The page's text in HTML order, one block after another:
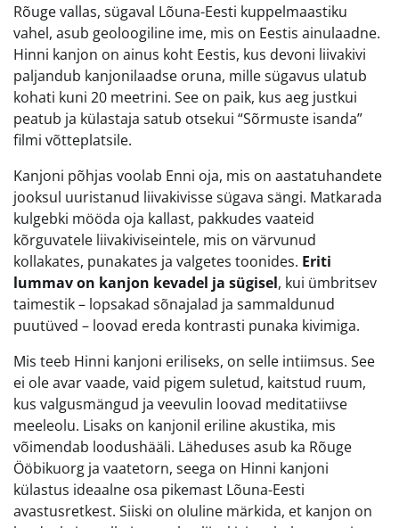
Rõuge vallas, sügaval Lõuna-Eesti kuppelmaastiku
vahel, asub geoloogiline ime, mis on Eestis ainulaadne.
Hinni kanjon on ainus koht Eestis, kus devoni liivakivi
paljandub kanjonilaadse oruna, mille sügavus ulatub
kohati kuni 20 meetrini. See on paik, kus aeg justkui
peatub ja külastaja satub otsekui “Sõrmuste isanda”
filmi võtteplatsile.
Kanjoni põhjas voolab Enni oja, mis on aastatuhandete
jooksul uuristanud liivakivisse sügava sängi. Matkarada
kulgebki mööda oja kallast, pakkudes vaateid
kõrguvatele liivakiviseintele, mis on värvunud
kollakates, punakates ja valgetes toonides. Eriti
lummav on kanjon kevadel ja sügisel, kui ümbritsev
taimestik – lopsakad sõnajalad ja sammaldunud
puutüved – loovad ereda kontrasti punaka kivimiga.
Mis teeb Hinni kanjoni eriliseks, on selle intiimsus. See
ei ole avar vaade, vaid pigem suletud, kaitstud ruum,
kus valgusmängud ja veevulin loovad meditatiivse
meeleolu. Lisaks on kanjonil eriline akustika, mis
võimendab loodushääli. Läheduses asub ka Rõuge
Ööbikuorg ja vaatetorn, seega on Hinni kanjoni
külastus ideaalne osa pikemast Lõuna-Eesti
avastusretkest. Siiski on oluline märkida, et kanjon on